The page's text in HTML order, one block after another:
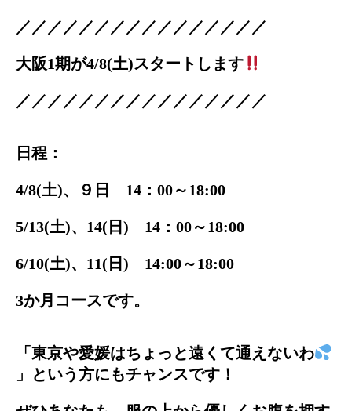
／／／／／／／／／／／／／／／／
大阪1期が4/8(土)スタートします
／／／／／／／／／／／／／／／／
日程：
4/8(土)、９日 14：00～18:00
5/13(土)、14(日) 14：00～18:00
6/10(土)、11(日) 14:00～18:00
3か月コースです。
「東京や愛媛はちょっと遠くて通えないわ
」という方にもチャンスです！